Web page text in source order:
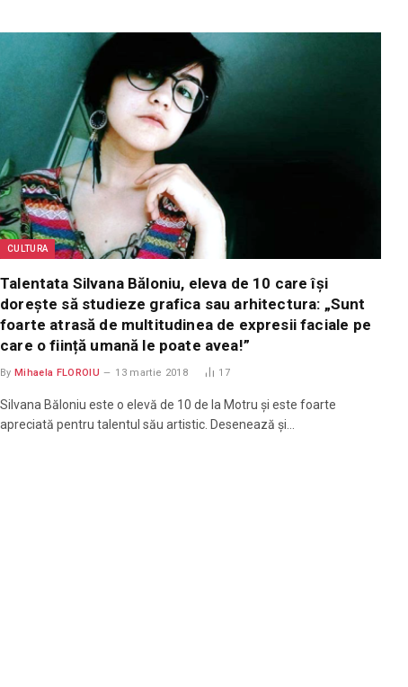
CULTURA
Talentata Silvana Băloniu, eleva de 10 care își
dorește să studieze grafica sau arhitectura: „Sunt
foarte atrasă de multitudinea de expresii faciale pe
care o ființă umană le poate avea!”
By Mihaela FLOROIU 13 martie 2018 17
Silvana Băloniu este o elevă de 10 de la Motru și este foarte
apreciată pentru talentul său artistic. Desenează și…